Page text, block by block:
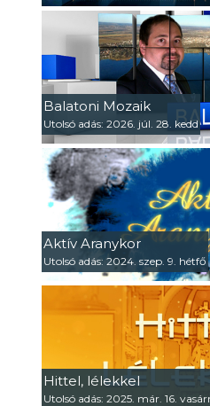
Balatoni Mozaik
Utolsó adás: 2026. júl. 28. kedd
Aktív Aranykor
Utolsó adás: 2024. szep. 9. hétfő
Hittel, lélekkel
Utolsó adás: 2025. már. 16.